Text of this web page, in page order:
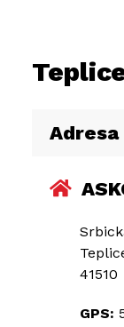
Adresa
41510
GPS: